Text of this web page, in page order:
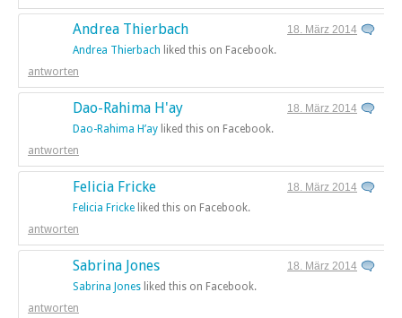
Andrea Thierbach
18. März 2014
Andrea Thierbach liked this on Facebook.
antworten
Dao-Rahima H'ay
18. März 2014
Dao-Rahima H’ay liked this on Facebook.
antworten
Felicia Fricke
18. März 2014
Felicia Fricke liked this on Facebook.
antworten
Sabrina Jones
18. März 2014
Sabrina Jones liked this on Facebook.
antworten